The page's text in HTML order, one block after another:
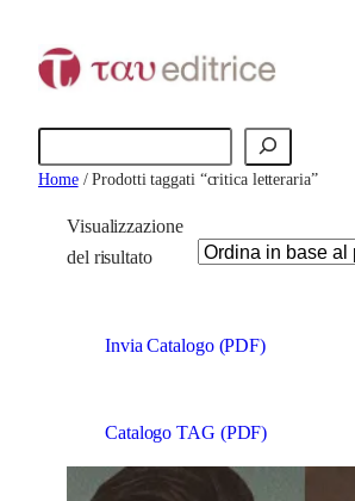
Home/ Prodotti taggati “critica letteraria”
Visualizzazione
del risultato
Invia Catalogo (PDF)
Catalogo TAG (PDF)